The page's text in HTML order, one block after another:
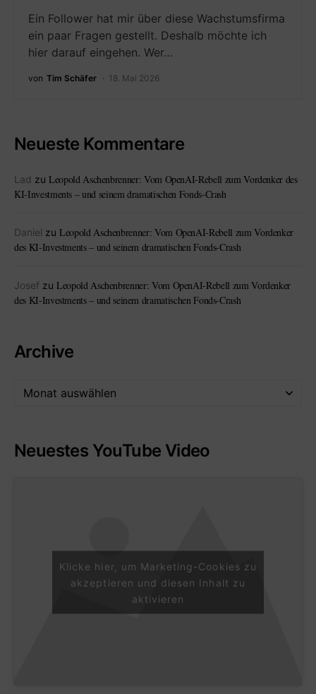
Ein Follower hat mir über diese Wachstumsfirma
ein paar Fragen gestellt. Deshalb möchte ich
hier darauf eingehen. Wer…
von Tim Schäfer 18. Mai 2026
Neueste Kommentare
Lad zu Leopold Aschenbrenner: Vom OpenAI-Rebell zum Vordenker des
KI-Investments – und seinem dramatischen Fonds-Crash
Daniel zu Leopold Aschenbrenner: Vom OpenAI-Rebell zum Vordenker
des KI-Investments – und seinem dramatischen Fonds-Crash
Josef zu Leopold Aschenbrenner: Vom OpenAI-Rebell zum Vordenker
des KI-Investments – und seinem dramatischen Fonds-Crash
Archive
Neuestes YouTube Video
Klicke hier, um Marketing-Cookies zu
akzeptieren und diesen Inhalt zu
aktivieren